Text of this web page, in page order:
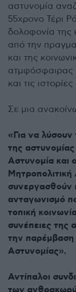
αστυνομία
55χρονο Τέρι
δολοφονία της
από την
και της
ατμφόσφαιρας
και τις
Σε μια
«Για να λύσουν
της
Αστυνομία και
συνεργασθούν
ανταγωνισμό
τοπική
συνέπειες της
την παρέμβαση
Αστυνομίας».
Αντίπαλοι